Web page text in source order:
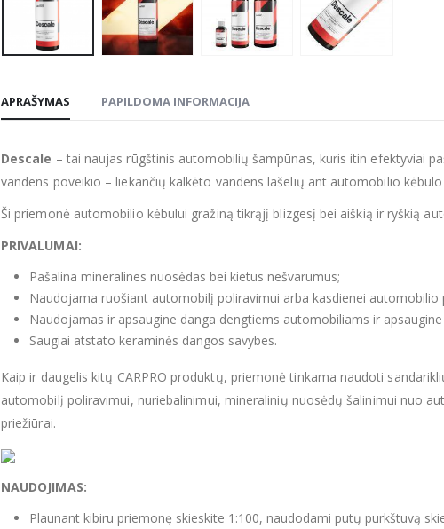
APRAŠYMAS PAPILDOMA INFORMACIJA
Descale – tai naujas rūgštinis automobilių šampūnas, kuris itin efektyviai
vandens poveikio – liekančių kalkėto vandens lašelių ant automobilio
Ši priemonė automobilio kėbului gražiną tikrąjį blizgesį bei aiškią ir ryškią
PRIVALUMAI:
Pašalina mineralines nuosėdas bei kietus nešvarumus;
Naudojama ruošiant automobilį poliravimui arba kasdienei automobilio
Naudojamas ir apsaugine danga dengtiems automobiliams ir
Saugiai atstato keraminės dangos savybes.
Kaip ir daugelis kitų CARPRO produktų, priemonė tinkama naudoti
automobilį poliravimui, nuriebalinimui, mineralinių nuosėdų šalinimui nuo
priežiūrai.
NAUDOJIMAS:
Plaunant kibiru priemonę skieskite 1:100, naudodami putų purkštuvą